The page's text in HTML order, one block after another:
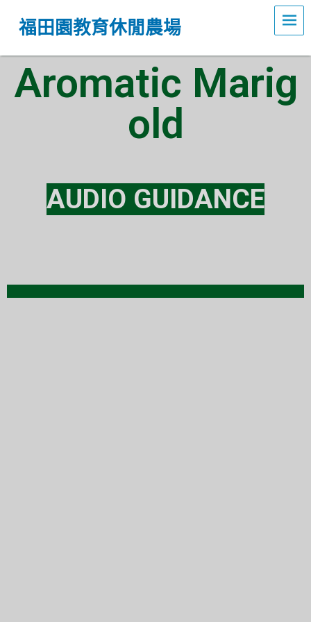
福田園教育休閒農場
Aromatic Marig
old
AUDIO GUIDANCE